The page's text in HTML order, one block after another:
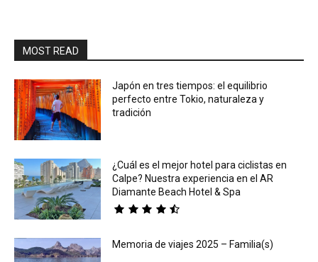
MOST READ
Japón en tres tiempos: el equilibrio
perfecto entre Tokio, naturaleza y
tradición
¿Cuál es el mejor hotel para ciclistas en
Calpe? Nuestra experiencia en el AR
Diamante Beach Hotel & Spa
Memoria de viajes 2025 – Familia(s)